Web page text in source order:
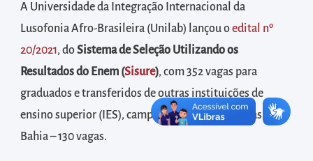
diretamente
as
informações
postas
no
rodapé
A Universidade da Integração Internacional da
Lusofonia Afro-Brasileira (Unilab) lançou oedital nº
20/2021, doSistema de Seleção Utilizando os
Resultados do Enem (Sisure), com 352 vagas para
graduados e transferidos de outras instituições de
ensino superior (IES), campis do Ceará – 222 vagas e da
Bahia – 130 vagas.